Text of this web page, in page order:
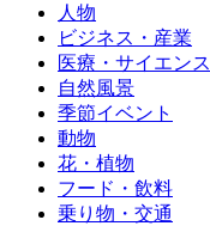
人物
ビジネス・産業
医療・サイエンス
自然風景
季節イベント
動物
花・植物
フード・飲料
乗り物・交通